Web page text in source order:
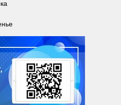
библиотека №19
сельская библиотека №20
библиотека №32
библиотека №21
п. Советский №35
библиотека №22